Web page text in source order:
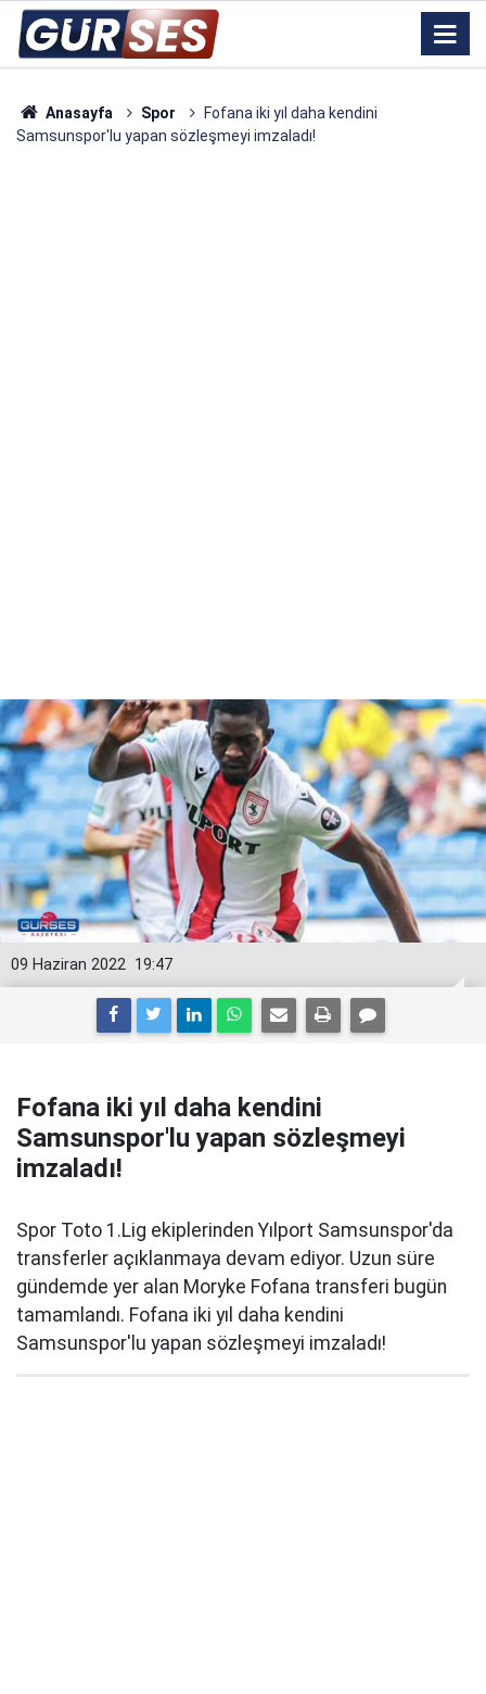
Anasayfa Spor
Fofana iki yıl daha kendini
Samsunspor'lu yapan sözleşmeyi imzaladı!
19:47
09 Haziran 2022
Fofana iki yıl daha kendini
Samsunspor'lu yapan sözleşmeyi
imzaladı!
Spor Toto 1.Lig ekiplerinden Yılport Samsunspor'da
transferler açıklanmaya devam ediyor. Uzun süre
gündemde yer alan Moryke Fofana transferi bugün
tamamlandı. Fofana iki yıl daha kendini
Samsunspor'lu yapan sözleşmeyi imzaladı!